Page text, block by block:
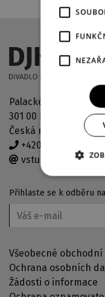
Palackého náměstí
301 00 Plzeň
Česká republika
+420 378 038 190
Přihlaste se k odběru
Všeobecné
Ochrana osobních
Žádosti o informace